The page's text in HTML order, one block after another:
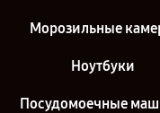
Морозильные
Ноутбуки
Посудомоечные